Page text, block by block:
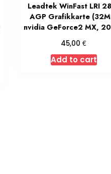
Leadtek WinFast LRI
AGP Grafikkarte
nvidia GeForce2 MX,
45,00€
Add to cart